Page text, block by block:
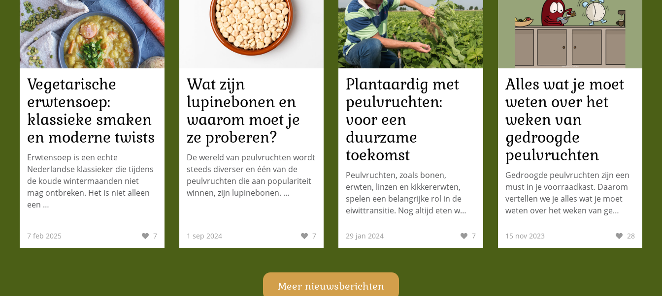
Vegetarische
erwtensoep:
klassieke smaken
en moderne twists
Erwtensoep is een echte
Nederlandse klassieker die tijdens
de koude wintermaanden niet
mag ontbreken. Het is niet alleen
een …
7 feb 2025 7
Wat zijn
lupinebonen en
waarom moet je
ze proberen?
De wereld van peulvruchten wordt
steeds diverser en één van de
peulvruchten die aan populariteit
winnen, zijn lupinebonen. …
1 sep 2024 7
Plantaardig met
peulvruchten:
voor een
duurzame
toekomst
Peulvruchten, zoals bonen,
erwten, linzen en kikkererwten,
spelen een belangrijke rol in de
eiwittransitie. Nog altijd eten w…
29 jan 2024 7
Alles wat je moet
weten over het
weken van
gedroogde
peulvruchten
Gedroogde peulvruchten zijn een
must in je voorraadkast. Daarom
vertellen we je alles wat je moet
weten over het weken van ge…
15 nov 2023 28
Meer nieuwsberichten